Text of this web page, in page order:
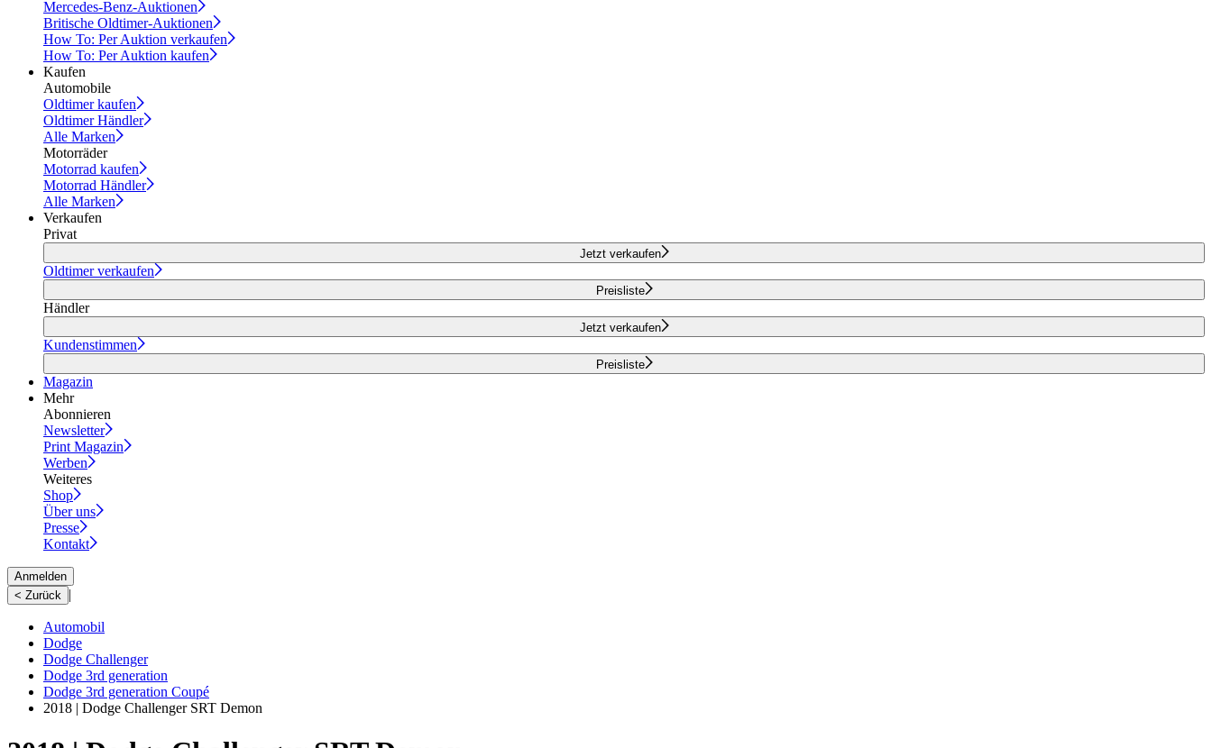
Mercedes-Benz-Auktionen
Britische Oldtimer-Auktionen
How To: Per Auktion verkaufen
How To: Per Auktion kaufen
Kaufen
Automobile
Oldtimer kaufen
Oldtimer Händler
Alle Marken
Motorräder
Motorrad kaufen
Motorrad Händler
Alle Marken
Verkaufen
Privat
Jetzt verkaufen
Oldtimer verkaufen
Preisliste
Händler
Jetzt verkaufen
Kundenstimmen
Preisliste
Magazin
Mehr
Abonnieren
Newsletter
Print Magazin
Werben
Weiteres
Shop
Über uns
Presse
Kontakt
Anmelden
< Zurück
|
Automobil
Dodge
Dodge Challenger
Dodge 3rd generation
Dodge 3rd generation Coupé
2018 | Dodge Challenger SRT Demon